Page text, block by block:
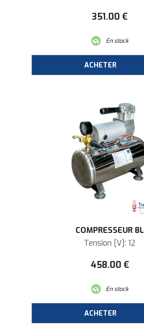
351.00 €
En stock
COMPRESSEUR 8L
Tension [V]: 12
458.00 €
En stock